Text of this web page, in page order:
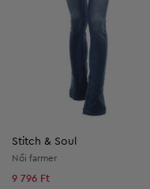
Stitch & Soul
Női farmer
9 796 Ft